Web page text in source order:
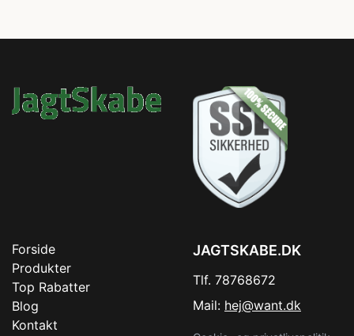
Forside
Produkter
Top Rabatter
Blog
Kontakt
JAGTSKABE.DK
Tlf. 78768672
Mail: hej@want.dk